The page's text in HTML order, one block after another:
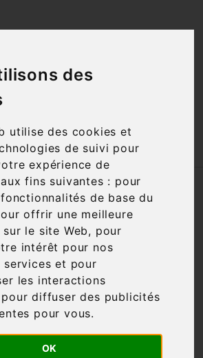
des
utilise des cookies et
de suivi pour
expérience de
fins suivantes : pour
de base du
offrir une meilleure
le site Web, pour
intérêt pour nos
et pour
les interactions
pour diffuser des publicités
pour vous.
OK
Champagnes Couleur
pour la gêne
ce que vous cherchez
